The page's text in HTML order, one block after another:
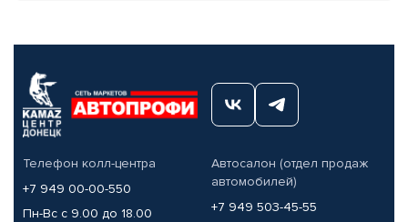
Телефон колл-центра
+7 949 00-00-550
Пн-Вс с 9.00 до 18.00
Автосалон (отдел продаж
автомобилей)
+7 949 503-45-55